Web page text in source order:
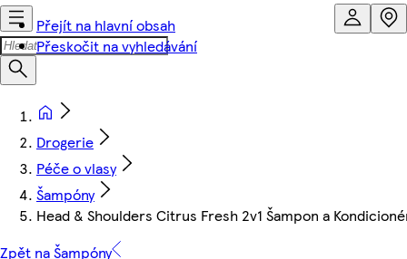
Přejít na hlavní obsah
Přeskočit na vyhledávání
Drogerie
Péče o vlasy
Šampóny
Head & Shoulders Citrus Fresh 2v1 Šampon a
Zpět na Šampóny